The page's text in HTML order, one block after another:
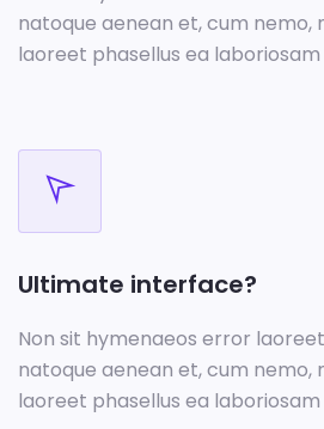
natoque aenean et, cum nemo,
laoreet phasellus ea laboriosam
Ultimate interface?
Non sit hymenaeos error
natoque aenean et, cum nemo,
laoreet phasellus ea laboriosam